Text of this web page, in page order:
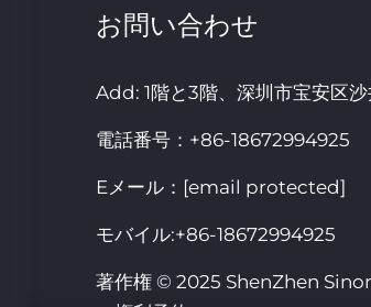
お問い合わせ
Add: 1階と3階、深圳市宝安区
電話番号： +86-18672994925
Eメール： [email protected]
モバイル:+86-18672994925
著作権 © 2025 ShenZhen